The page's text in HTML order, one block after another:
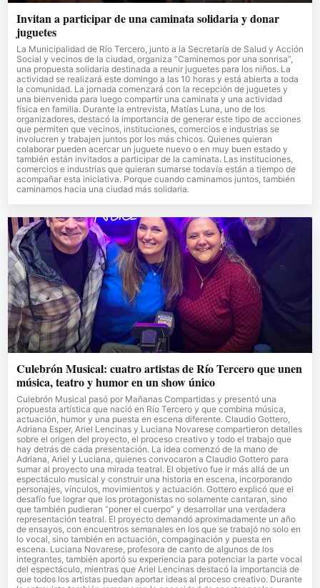
Invitan a participar de una caminata solidaria y donar
juguetes
La Municipalidad de Río Tercero, junto a la Secretaría de Salud y Acción
Social y vecinos de la ciudad, organiza “Caminemos por una sonrisa”,
una propuesta solidaria destinada a reunir juguetes para los niños. La
actividad se realizará este domingo a las 10 horas y está abierta a toda
la comunidad. La jornada comenzará con la recepción de juguetes y
una bienvenida para luego compartir una caminata y una actividad
física en familia. Durante la entrevista, Matías Luna, uno de los
organizadores, destacó la importancia de generar este tipo de acciones
que permiten que vecinos, instituciones, comercios e industrias se
involucren y trabajen juntos por los más chicos. Quienes quieran
colaborar pueden acercar un juguete nuevo o en muy buen estado y
también están invitados a participar de la caminata. Las instituciones,
comercios e industrias que quieran sumarse todavía están a tiempo de
acompañar esta iniciativa. Porque cuando caminamos juntos, también
caminamos hacia una ciudad más solidaria.
Culebrón Musical: cuatro artistas de Río Tercero que unen
música, teatro y humor en un show único
Culebrón Musical pasó por Mañanas Compartidas y presentó una
propuesta artística que nació en Río Tercero y que combina música,
actuación, humor y una puesta en escena diferente. Claudio Gottero,
Adriana Esper, Ariel Lencinas y Luciana Novarese compartieron detalles
sobre el origen del proyecto, el proceso creativo y todo el trabajo que
hay detrás de cada presentación. La idea comenzó de la mano de
Adriana, Ariel y Luciana, quienes convocaron a Claudio Gottero para
sumar al proyecto una mirada teatral. El objetivo fue ir más allá de un
espectáculo musical y construir una historia en escena, incorporando
personajes, vínculos, movimientos y actuación. Gottero explicó que el
desafío fue lograr que los protagonistas no solamente cantaran, sino
que también pudieran “poner el cuerpo” y desarrollar una verdadera
representación teatral. El proyecto demandó aproximadamente un año
de ensayos, con encuentros semanales en los que se trabajó no solo en
lo vocal, sino también en actuación, compaginación y puesta en
escena. Luciana Novarese, profesora de canto de algunos de los
integrantes, también aportó su experiencia para potenciar la parte vocal
del espectáculo, mientras que Ariel Lencinas destacó la importancia de
que todos los artistas puedan aportar ideas al proceso creativo. Durante